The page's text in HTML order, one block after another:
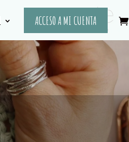
ACCESO A MI CUENTA